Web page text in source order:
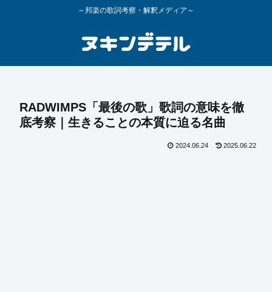
～邦楽の歌詞考察・解釈メディア～
RADWIMPS「最後の歌」歌詞の意味を徹
底考察｜生きることの本質に迫る名曲
2024.06.24 2025.06.22